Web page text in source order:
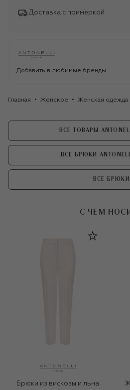
Доставка с примеркой
Добавить в любимые бренды
Главная Женское Женская одежда
ВСЕ ТОВАРЫ
ВСЕ БРЮКИ
ВСЕ БРЮКИ
С ЧЕМ
Брюки из вискозы и льна